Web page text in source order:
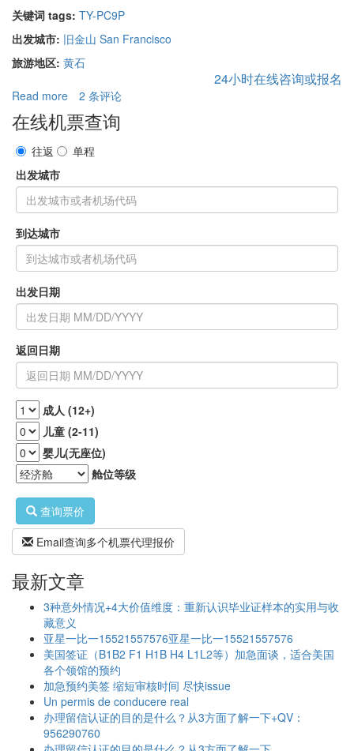
关键词 tags: TY-PC9P
出发城市: 旧金山 San Francisco
旅游地区: 黄石
24小时在线咨询或报名
Read more about
黄
石
公
园,
浩
湖，
彩
穴,
金
山
往
9
天
TY
2 条评论
在线机票查询
往返
单程
出发城市
到达城市
出发日期
返回日期
成人 (12+)
儿童 (2-11)
婴儿(无座位)
舱位等级
查询票价
Email查询多个机票代理报价
最新文章
3种意外情况+4大价值维度：重新认识毕业证样本的实用与收
藏意义
亚星一比一15521557576亚星一比一15521557576
美国签证（B1B2 F1 H1B H4 L1L2等）加急面谈，适合美国
各个领馆的预约
加急预约美签 缩短审核时间 尽快issue
Un permis de conducere real
办理留信认证的目的是什么？从3方面了解一下+QV：
956290760